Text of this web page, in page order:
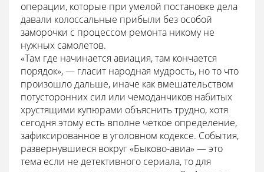
операции, которые при умелой постановке дела
давали колоссальные прибыли без особой
заморочки с процессом ремонта никому не
нужных самолетов.
«Там где начинается авиация, там кончается
порядок», — гласит народная мудрость, но то что
произошло дальше, иначе как вмешательством
потусторонних сил или чемоданчиков набитых
хрустящими купюрами объяснить трудно, хотя
сегодня этому есть вполне четкое определение,
зафиксированное в уголовном кодексе. События,
развернувшиеся вокруг «Быково-авиа» — это
тема если не детективного сериала, то для